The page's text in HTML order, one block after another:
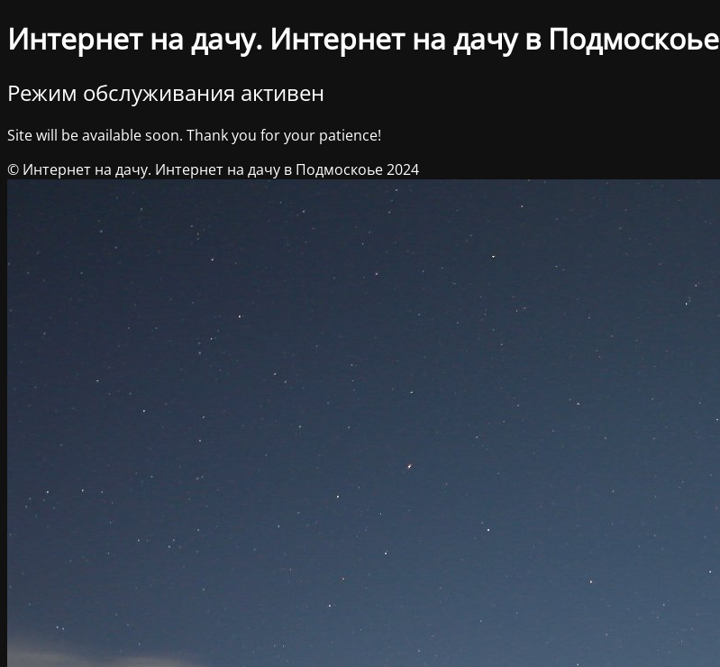
Интернет на дачу. Интернет на дачу в Подмоскоье
Режим обслуживания активен
Site will be available soon. Thank you for your patience!
© Интернет на дачу. Интернет на дачу в Подмоскоье 2024